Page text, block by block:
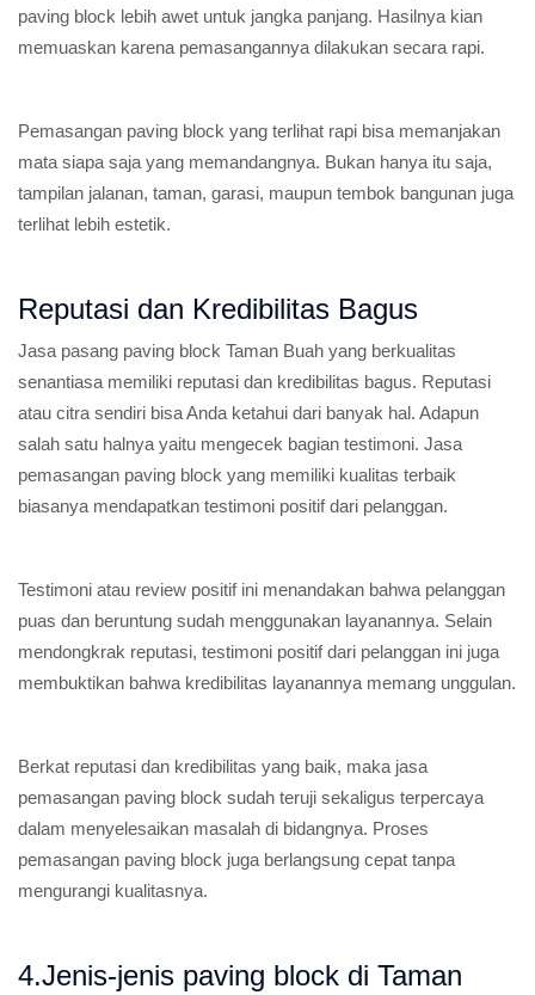
paving block lebih awet untuk jangka panjang. Hasilnya kian
memuaskan karena pemasangannya dilakukan secara rapi.
Pemasangan paving block yang terlihat rapi bisa memanjakan
mata siapa saja yang memandangnya. Bukan hanya itu saja,
tampilan jalanan, taman, garasi, maupun tembok bangunan juga
terlihat lebih estetik.
Reputasi dan Kredibilitas Bagus
Jasa pasang paving block Taman Buah yang berkualitas
senantiasa memiliki reputasi dan kredibilitas bagus. Reputasi
atau citra sendiri bisa Anda ketahui dari banyak hal. Adapun
salah satu halnya yaitu mengecek bagian testimoni. Jasa
pemasangan paving block yang memiliki kualitas terbaik
biasanya mendapatkan testimoni positif dari pelanggan.
Testimoni atau review positif ini menandakan bahwa pelanggan
puas dan beruntung sudah menggunakan layanannya. Selain
mendongkrak reputasi, testimoni positif dari pelanggan ini juga
membuktikan bahwa kredibilitas layanannya memang unggulan.
Berkat reputasi dan kredibilitas yang baik, maka jasa
pemasangan paving block sudah teruji sekaligus terpercaya
dalam menyelesaikan masalah di bidangnya. Proses
pemasangan paving block juga berlangsung cepat tanpa
mengurangi kualitasnya.
4.Jenis-jenis paving block di Taman